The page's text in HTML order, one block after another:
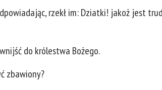
rzekł im: Dziatki! jakoż jest
do królestwa Bożego.
zbawiony?